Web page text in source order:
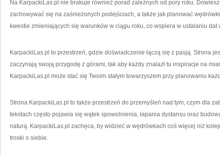
Na KarpackiLas.pl nie brakuje również porad zależnych od pory roku.
zachowywać się na zaśnieżonych podejściach, a także jak planować
kwestie zmieniających się warunków w ciągu roku, co wspiera w ustalaniu dat
KarpackiLas.pl to przestrzeń, gdzie doświadczenie łączą się z pasją. Strona
zaczynają swoją przygodę z górami, tak aby każdy znalazł tu inspiracje na
KarpackiLas.pl może stać się Twoim stałym towarzyszem przy planowaniu
Strona KarpackiLas.pl to także przestrzeń do przemyśleń nad tym, czym dla
tekstach często pojawia się wątek spowolnienia, łapania dystansu oraz
naturą. KarpackiLas.pl zachęca, by widzieć w wędrówkach coś więcej niż
troski o siebie.